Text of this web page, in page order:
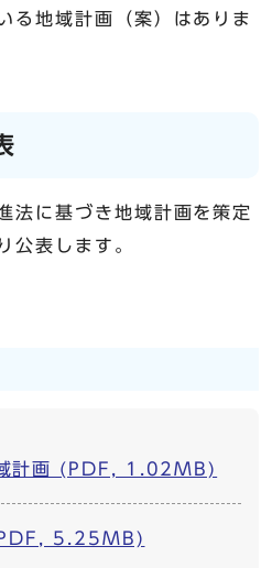
る地域計画（案）はありま
法に基づき地域計画を策定
公表します。
計画 (PDF, 1.02MB)
5.25MB)